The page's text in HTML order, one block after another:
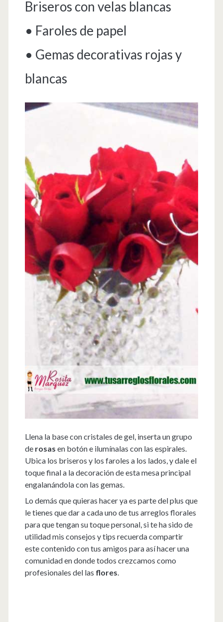
Briseros con velas blancas
• Faroles de papel
• Gemas decorativas rojas y
blancas
Llena la base con cristales de gel, inserta un grupo
de rosas en botón e ilumínalas con las espirales.
Ubica los briseros y los faroles a los lados, y dale el
toque final a la decoración de esta mesa principal
engalanándola con las gemas.
Lo demás que quieras hacer ya es parte del plus que
le tienes que dar a cada uno de tus arreglos florales
para que tengan su toque personal, si te ha sido de
utilidad mis consejos y tips recuerda compartir
este contenido con tus amigos para así hacer una
comunidad en donde todos crezcamos como
profesionales del las flores.